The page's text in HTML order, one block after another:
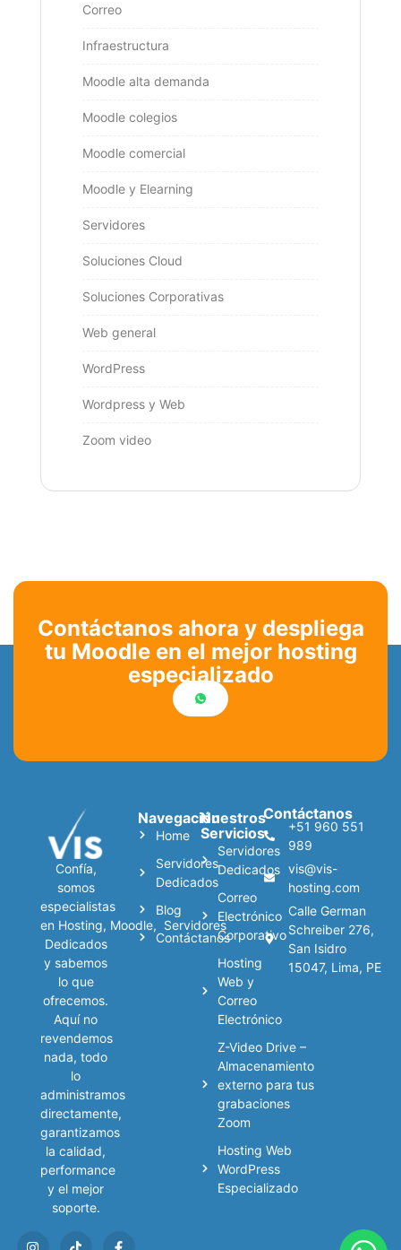
Correo
Infraestructura
Moodle alta demanda
Moodle colegios
Moodle comercial
Moodle y Elearning
Servidores
Soluciones Cloud
Soluciones Corporativas
Web general
WordPress
Wordpress y Web
Zoom video
Contáctanos ahora y despliega
tu Moodle en el mejor hosting
especializado
Confía,
somos
especialistas
en Hosting, Moodle, Servidores
Dedicados
y sabemos
lo que
ofrecemos.
Aquí no
revendemos
nada, todo
lo
administramos
directamente,
garantizamos
la calidad,
performance
y el mejor
soporte.
Navegación
Home
Servidores
Dedicados
Blog
Contáctanos
Nuestros
Servicios
Servidores
Dedicados
Correo
Electrónico
Corporativo
Hosting
Web y
Correo
Electrónico
Z-Video Drive –
Almacenamiento
externo para tus
grabaciones
Zoom
Hosting Web
WordPress
Especializado
Contáctanos
+51 960 551
989
vis@vis-
hosting.com
Calle German
Schreiber 276,
San Isidro
15047, Lima, PE